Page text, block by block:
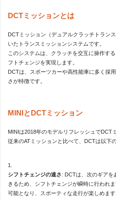
DCTミッションとは
DCTミッション（デュアルクラッチトラン
いたトランスミッションシステムです。
このシステムは、クラッチを交互に操作す
フトチェンジを実現します。
DCTは、スポーツカーや高性能車に多く採
さが特徴です。
MINIとDCTミッション
MINIは2018年のモデルリフレッシュでDCT
従来のATミッションと比べて、DCTは以下
シフトチェンジの速さ : DCTは、次のギアを
きるため、シフトチェンジが瞬時に行われ
可能となり、スポーティな走行が楽しめます